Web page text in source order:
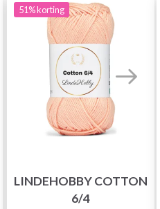
51%korting
LINDEHOBBY COTTON
6/4